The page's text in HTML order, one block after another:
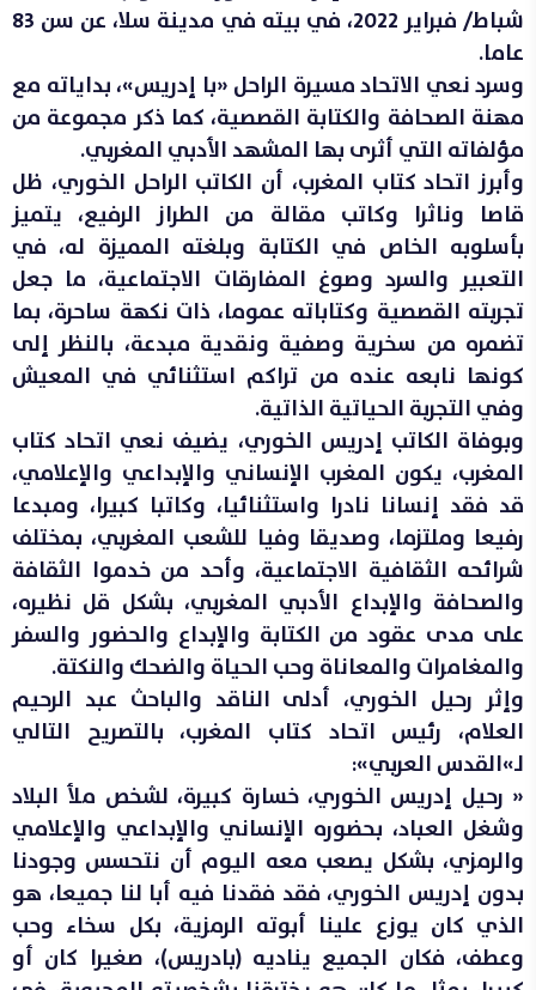
شباط/ فبراير 2022، في بيته في مدينة سلا، عن سن 83
عاما.
وسرد نعي الاتحاد مسيرة الراحل «با إدريس»، بداياته مع
مهنة الصحافة والكتابة القصصية، كما ذكر مجموعة من
مؤلفاته التي أثرى بها المشهد الأدبي المغربي.
وأبرز اتحاد كتاب المغرب، أن الكاتب الراحل الخوري، ظل
قاصا وناثرا وكاتب مقالة من الطراز الرفيع، يتميز
بأسلوبه الخاص في الكتابة وبلغته المميزة له، في
التعبير والسرد وصوغ المفارقات الاجتماعية، ما جعل
تجربته القصصية وكتاباته عموما، ذات نكهة ساحرة، بما
تضمره من سخرية وصفية ونقدية مبدعة، بالنظر إلى
كونها نابعه عنده من تراكم استثنائي في المعيش
وفي التجربة الحياتية الذاتية.
وبوفاة الكاتب إدريس الخوري، يضيف نعي اتحاد كتاب
المغرب، يكون المغرب الإنساني والإبداعي والإعلامي،
قد فقد إنسانا نادرا واستثنائيا، وكاتبا كبيرا، ومبدعا
رفيعا وملتزما، وصديقا وفيا للشعب المغربي، بمختلف
شرائحه الثقافية الاجتماعية، وأحد من خدموا الثقافة
والصحافة والإبداع الأدبي المغربي، بشكل قل نظيره،
على مدى عقود من الكتابة والإبداع والحضور والسفر
والمغامرات والمعاناة وحب الحياة والضحك والنكتة.
وإثر رحيل الخوري، أدلى الناقد والباحث عبد الرحيم
العلام، رئيس اتحاد كتاب المغرب، بالتصريح التالي
لـ»القدس العربي»:
« رحيل إدريس الخوري، خسارة كبيرة، لشخص ملأ البلاد
وشغل العباد، بحضوره الإنساني والإبداعي والإعلامي
والرمزي، بشكل يصعب معه اليوم أن نتحسس وجودنا
بدون إدريس الخوري، فقد فقدنا فيه أبا لنا جميعا، هو
الذي كان يوزع علينا أبوته الرمزية، بكل سخاء وحب
وعطف، فكان الجميع يناديه (بادريس)، صغيرا كان أو